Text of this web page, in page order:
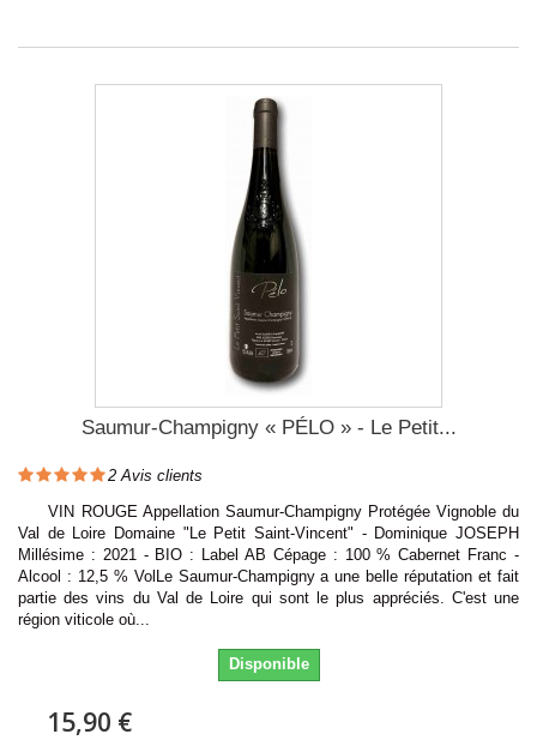
Saumur-Champigny « PÉLO » - Le Petit...
2 Avis clients
VIN ROUGE Appellation Saumur-Champigny Protégée Vignoble du
Val de Loire Domaine "Le Petit Saint-Vincent" - Dominique JOSEPH
Millésime : 2021 - BIO : Label AB Cépage : 100 % Cabernet Franc -
Alcool : 12,5 % VolLe Saumur-Champigny a une belle réputation et fait
partie des vins du Val de Loire qui sont le plus appréciés. C'est une
région viticole où...
Disponible
15,90 €